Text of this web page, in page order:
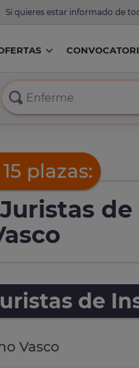
Si quieres estar informado de
plazas:
de
Vasco